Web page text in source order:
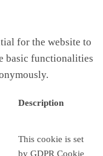
for the website to
basic functionalities
Description
This cookie is set
by GDPR Cookie